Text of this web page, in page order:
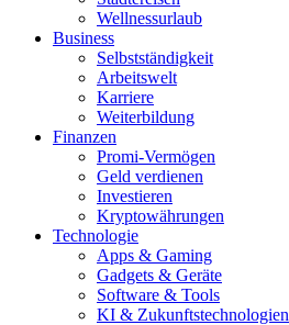
Wellnessurlaub
Business
Selbstständigkeit
Arbeitswelt
Karriere
Weiterbildung
Finanzen
Promi-Vermögen
Geld verdienen
Investieren
Kryptowährungen
Technologie
Apps & Gaming
Gadgets & Geräte
Software & Tools
KI & Zukunftstechnologien